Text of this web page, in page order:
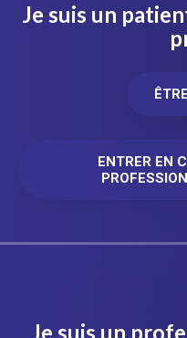
Je suis un
ENTRER EN
Je suis un